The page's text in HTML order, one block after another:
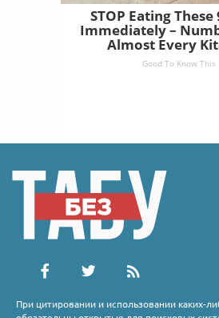
STOP Eating These
Immediately –
Almost Every
Good To Know This
При цитировании и использовании каких-